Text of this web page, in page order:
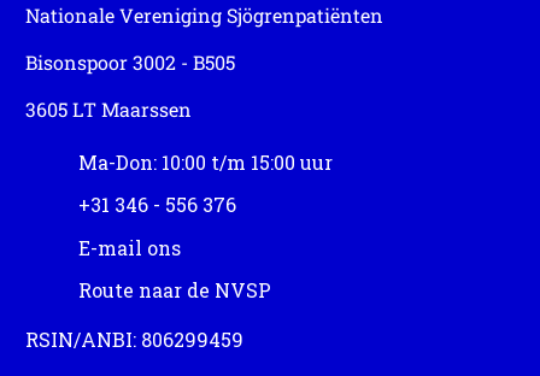
Nationale Vereniging Sjögrenpatiënten
Bisonspoor 3002 - B505
3605 LT Maarssen
Ma-Don: 10:00 t/m 15:00 uur
+31 346 - 556 376
E-mail ons
Route naar de NVSP
RSIN/ANBI: 806299459